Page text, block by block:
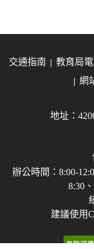
交通指南 教育局
網
地址：
辦公時間：8:00-
8:30
建議使用